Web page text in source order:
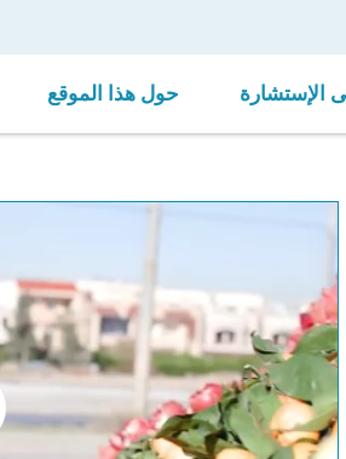
حول هذا الموقع الإستشارة